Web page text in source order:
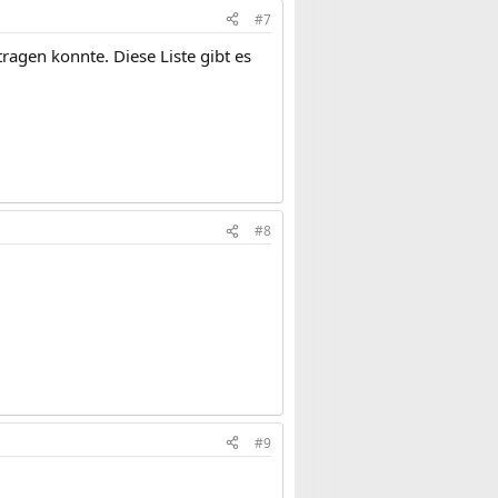
#7
konnte. Diese Liste gibt es
#8
#9